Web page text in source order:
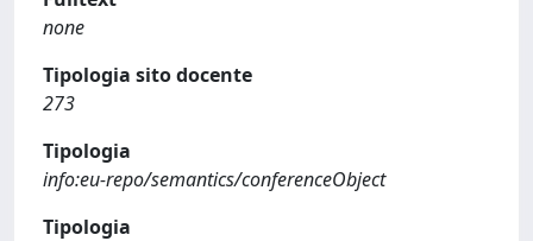
none
Tipologia sito docente
273
Tipologia
info:eu-repo/semantics/conferenceObject
Tipologia